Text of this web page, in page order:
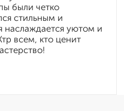
были четко
стильным и
наслаждается уютом и
всем, кто ценит